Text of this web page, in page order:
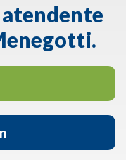
atendente